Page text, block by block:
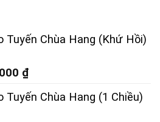
Tuyến Chùa Hang (Khứ Hồi)
₫
Tuyến Chùa Hang (1 Chiều)